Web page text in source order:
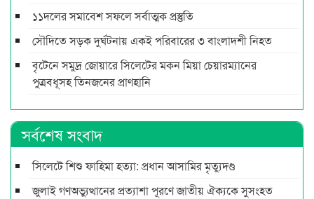
১১দলের সমাবেশ সফলে সর্বাত্মক প্রস্তুতি
সৌদিতে সড়ক দুর্ঘটনায় একই পরিবারের ৩ বাংলাদশী নিহত
বৃটেনে সমুদ্র জোয়ারে সিলেটের মকন মিয়া চেয়ারম্যানের
পুত্রবধূসহ তিনজনের প্রাণহানি
সর্বশেষ সংবাদ
সিলেটে শিশু ফাহিমা হত্যা: প্রধান আসামির মৃত্যুদণ্ড
জুলাই গণঅভ্যুত্থানের প্রত্যাশা পূরণে জাতীয় ঐক্যকে সুসংহত